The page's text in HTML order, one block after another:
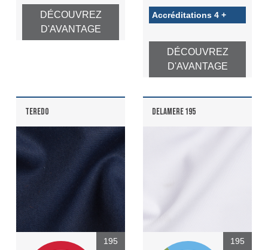
DÉCOUVREZ
D'AVANTAGE
Accréditations 4 +
DÉCOUVREZ
D'AVANTAGE
TEREDO
195
DELAMERE 195
195